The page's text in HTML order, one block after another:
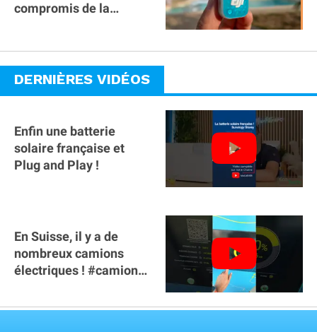
compromis de la
DERNIÈRES VIDÉOS
Enfin une batterie
solaire française et
Plug and Play !
En Suisse, il y a de
nombreux camions
électriques ! #camion
#voitureelectrique